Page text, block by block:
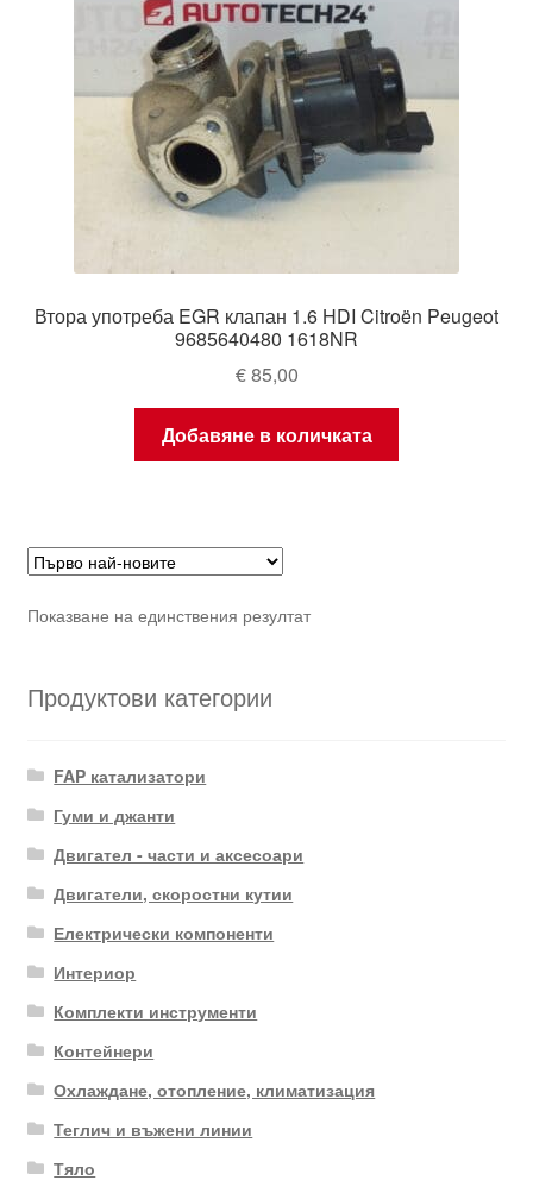
Втора употреба EGR клапан 1.6 HDI Citroën Peugeot
9685640480 1618NR
€85,00
Добавяне в количката
Показване на единствения резултат
Продуктови категории
FAP катализатори
Гуми и джанти
Двигател - части и аксесоари
Двигатели, скоростни кутии
Електрически компоненти
Интериор
Комплекти инструменти
Контейнери
Охлаждане, отопление, климатизация
Теглич и въжени линии
Тяло